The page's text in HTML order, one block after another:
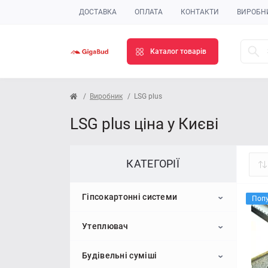
ДОСТАВКА ОПЛАТА КОНТАКТИ
Каталог товарів
Виробник LSG plus
LSG plus ціна у Києві
КАТЕГОРІЇ
Гіпсокартонні системи
Гіпсокартон
Стельовий гіпсокартон
Профіль для гіпсокартону
Утеплювач
Пінопласт
Будівельні суміші